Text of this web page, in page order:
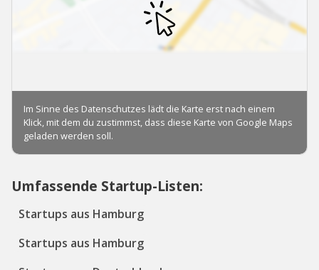
Umfassende Startup-Listen:
Startups aus Hamburg
Startups aus Hamburg